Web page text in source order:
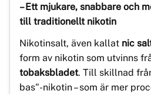
– Ett mjukare, snabbare och
till traditionellt nikotin
Nikotinsalt, även kallat nic
form av nikotin som utvinns
tobaksbladet. Till skillnad
bas"-nikotin – som är mer